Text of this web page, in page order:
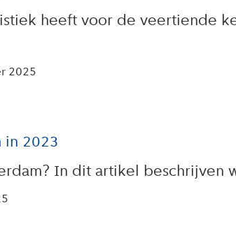
heeft voor de veertiende
2025
in 2023
In dit artikel